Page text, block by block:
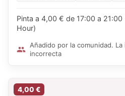
Pinta a 4,00 € de 17:00 a
Hour)
Añadido por la comunidad.
incorrecta
4,00 €